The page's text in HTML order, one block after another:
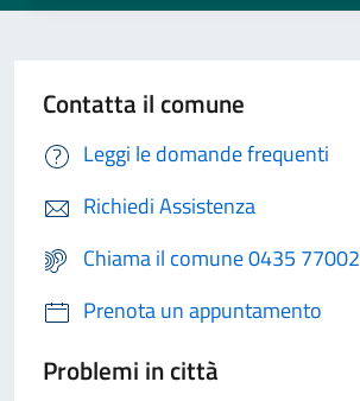
Contatta il comune
Leggi le domande frequenti
Richiedi Assistenza
Chiama il comune 0435 77002
Prenota un appuntamento
Problemi in città